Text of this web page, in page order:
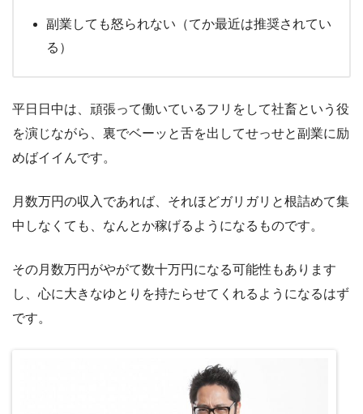
副業しても怒られない（てか最近は推奨されてい
る）
平日日中は、頑張って働いているフリをして社畜という役
を演じながら、裏でベーッと舌を出してせっせと副業に励
めばイイんです。
月数万円の収入であれば、それほどガリガリと根詰めて集
中しなくても、なんとか稼げるようになるものです。
その月数万円がやがて数十万円になる可能性もあります
し、心に大きなゆとりを持たらせてくれるようになるはず
です。